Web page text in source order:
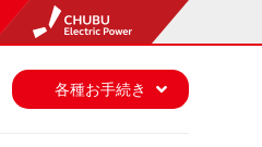
各種お手続き